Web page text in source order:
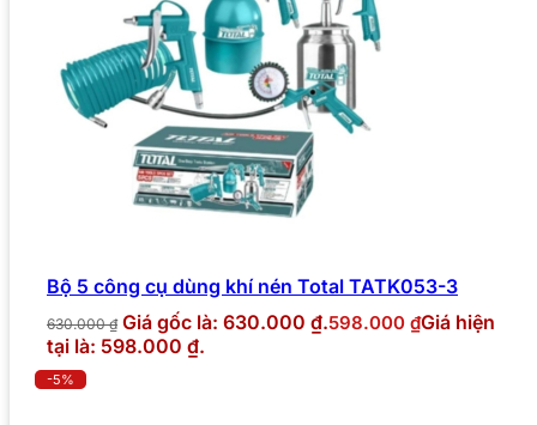
Bộ 5 công cụ dùng khí nén Total TATK053-3
630.000₫ Giá gốc là: 630.000 ₫.598.000 ₫Giá hiện
tại là: 598.000 ₫.
-5%